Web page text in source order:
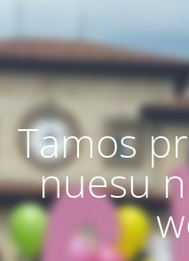
Tamos
nuesu